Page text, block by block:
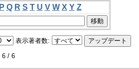
P Q R S T U V W X Y Z
表示著者数:
6 / 6